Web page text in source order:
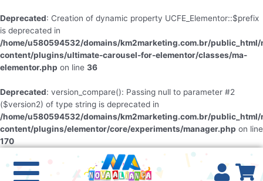
Deprecated: Creation of dynamic property UCFE_Elementor::$prefix
is deprecated in
/home/u580594532/domains/km2marketing.com.br/
content/plugins/ultimate-carousel-for-elementor/classes/ma-
elementor.php on line 36
Deprecated: version_compare(): Passing null to parameter #2
($version2) of type string is deprecated in
/home/u580594532/domains/km2marketing.com.br/
content/plugins/elementor/core/experiments/manager.php on line
170